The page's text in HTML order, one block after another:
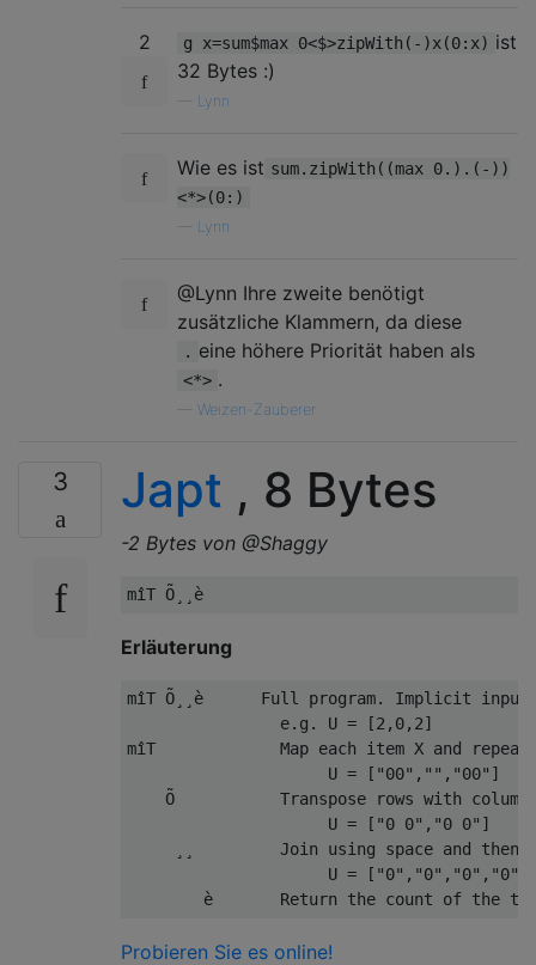
2 g x=sum$max 0<$>zipWith(-)x(0:x) ist
32 Bytes :)
Lynn
Wie es ist sum.zipWith((max 0.).(-))
<*>(0:)
Lynn
@Lynn Ihre zweite benötigt
zusätzliche Klammern, da diese
. eine höhere Priorität haben als
<*> .
Weizen-Zauberer
3 Japt , 8 Bytes
-2 Bytes von @Shaggy
Erläuterung
mîT Õ¸¸è      Full program. Implicit input
                e.g. U = [2,0,2]
mîT             Map each item X and repeat
                     U = ["00","","00"]
Õ           Transpose rows with
                     U = ["0 0","0 0"]
¸¸         Join using space and then
                     U = ["0","0","0","0"]
Probieren Sie es online!